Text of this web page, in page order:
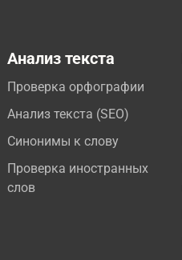
Анализ текста
Проверка орфографии
Анализ текста (SEO)
Синонимы к слову
Проверка иностранных
слов